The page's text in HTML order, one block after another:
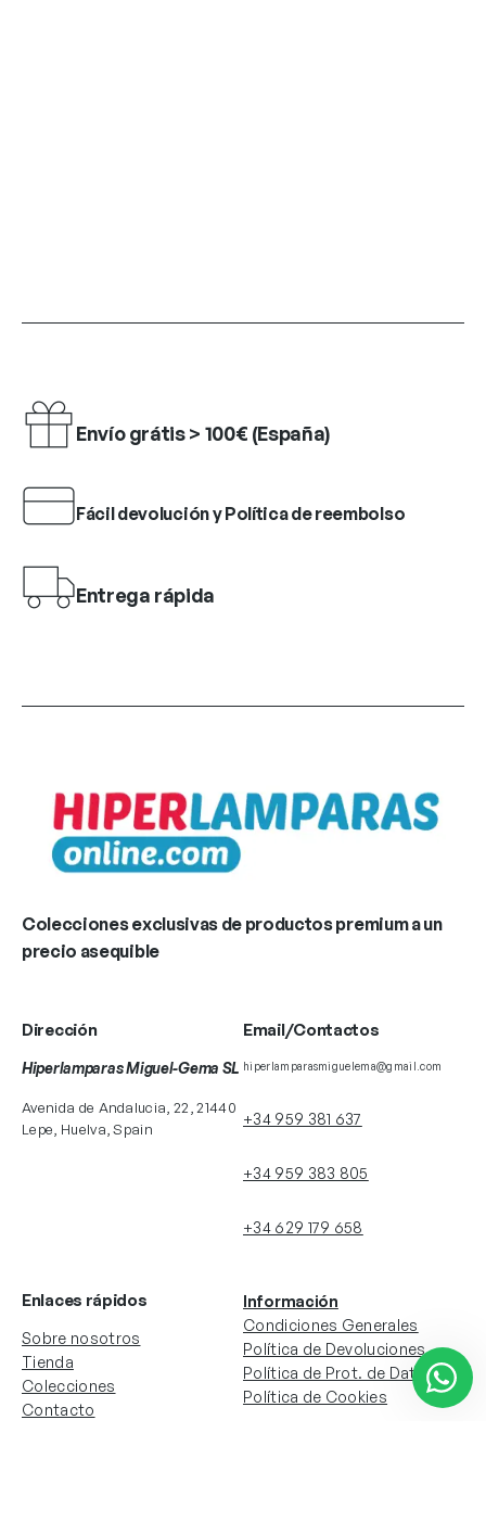
Envío grátis > 100€ (España)
Fácil devolución y Política de reembolso
Entrega rápida
Colecciones exclusivas de productos premium a un
precio asequible
Dirección
Hiperlamparas Miguel-Gema SL
Avenida de Andalucia, 22, 21440
Lepe, Huelva, Spain
Email/Contactos
hiperlamparasmiguelema@gmail.com
+34 959 381 637
+34 959 383 805
+34 629 179 658
Enlaces rápidos
Sobre nosotros
Tienda
Colecciones
Contacto
Información
Condiciones Generales
Política de Devoluciones
Política de Prot. de Datos
Política de Cookies